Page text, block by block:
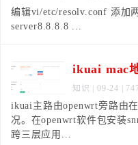
编辑vi/etc/resolv.conf 添加
server8.8.8.8 ...
ikuai mac
知识 | 09-24 |
ikuai主路由openwrt旁路由
况。在openwrt软件包安装
跨三层应用...